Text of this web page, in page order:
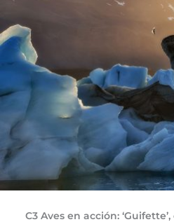
C3 Aves en acción: